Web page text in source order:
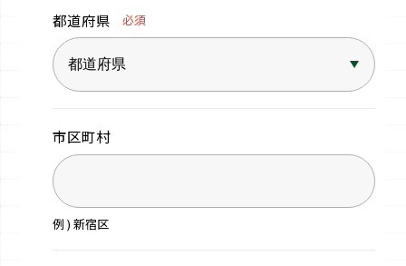
都道府県 必須
市区町村
例 ) 新宿区